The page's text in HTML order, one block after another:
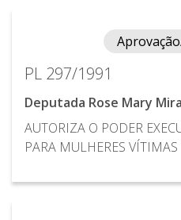
PL 297/1991
Deputada Rose Mary
AUTORIZA O PODER
PARA MULHERES